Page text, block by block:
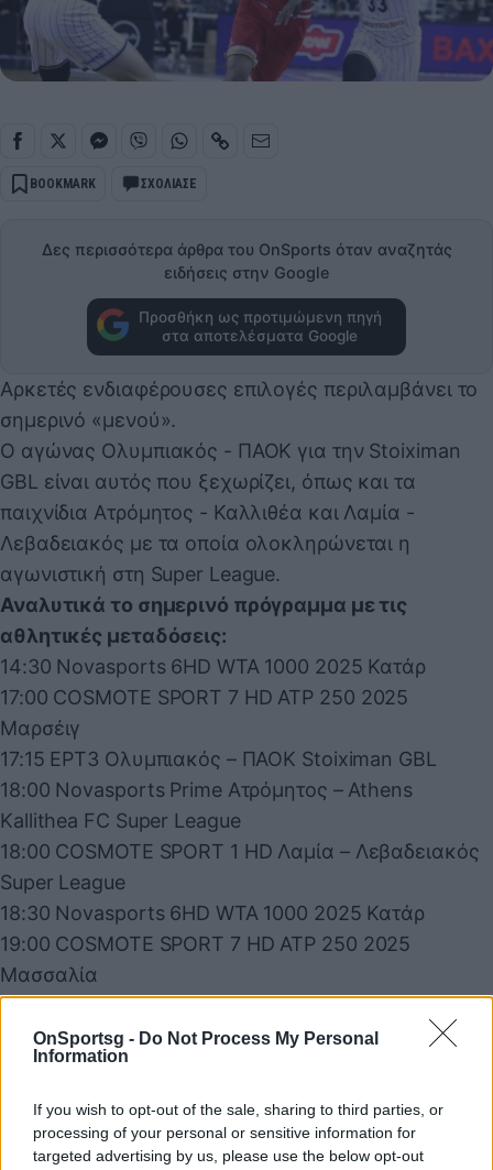
OnSportsg - Do Not Process My Personal
Information
If you wish to opt-out of the sale, sharing to third parties, or
processing of your personal or sensitive information for
targeted advertising by us, please use the below opt-out
BOOKMARK ΣΧΟΛΙΑΣΕ
Δες περισσότερα άρθρα του OnSports όταν αναζητάς
ειδήσεις στην Google
Προσθήκη ως προτιμώμενη πηγή
στα αποτελέσματα Google
Αρκετές ενδιαφέρουσες επιλογές περιλαμβάνει το
σημερινό «μενού».
Ο αγώνας Ολυμπιακός - ΠΑΟΚ για την Stoiximan
GBL είναι αυτός που ξεχωρίζει, όπως και τα
παιχνίδια Ατρόμητος - Καλλιθέα και Λαμία -
Λεβαδειακός με τα οποία ολοκληρώνεται η
αγωνιστική στη Super League.
Αναλυτικά το σημερινό πρόγραμμα με τις
αθλητικές μεταδόσεις:
14:30 Novasports 6HD WTA 1000 2025 Κατάρ
17:00 COSMOTE SPORT 7 HD ATP 250 2025
Μαρσέιγ
17:15 ΕΡΤ3 Ολυμπιακός – ΠΑΟΚ Stoiximan GBL
18:00 Novasports Prime Ατρόμητος – Athens
Kallithea FC Super League
18:00 COSMOTE SPORT 1 HD Λαμία – Λεβαδειακός
Super League
18:30 Novasports 6HD WTA 1000 2025 Κατάρ
19:00 COSMOTE SPORT 7 HD ATP 250 2025
Μασσαλία
21:00 COSMOTE SPORT 7 HD ATP 250 2025
Μασσαλία
21:45 COSMOTE SPORT 8 HD Ίντερ – Φιορεντίνα
21:45 COSMOTE SPORT 3 HD Ντονκάστερ – Κρίσταλ
Πάλας Emirates FA Cup